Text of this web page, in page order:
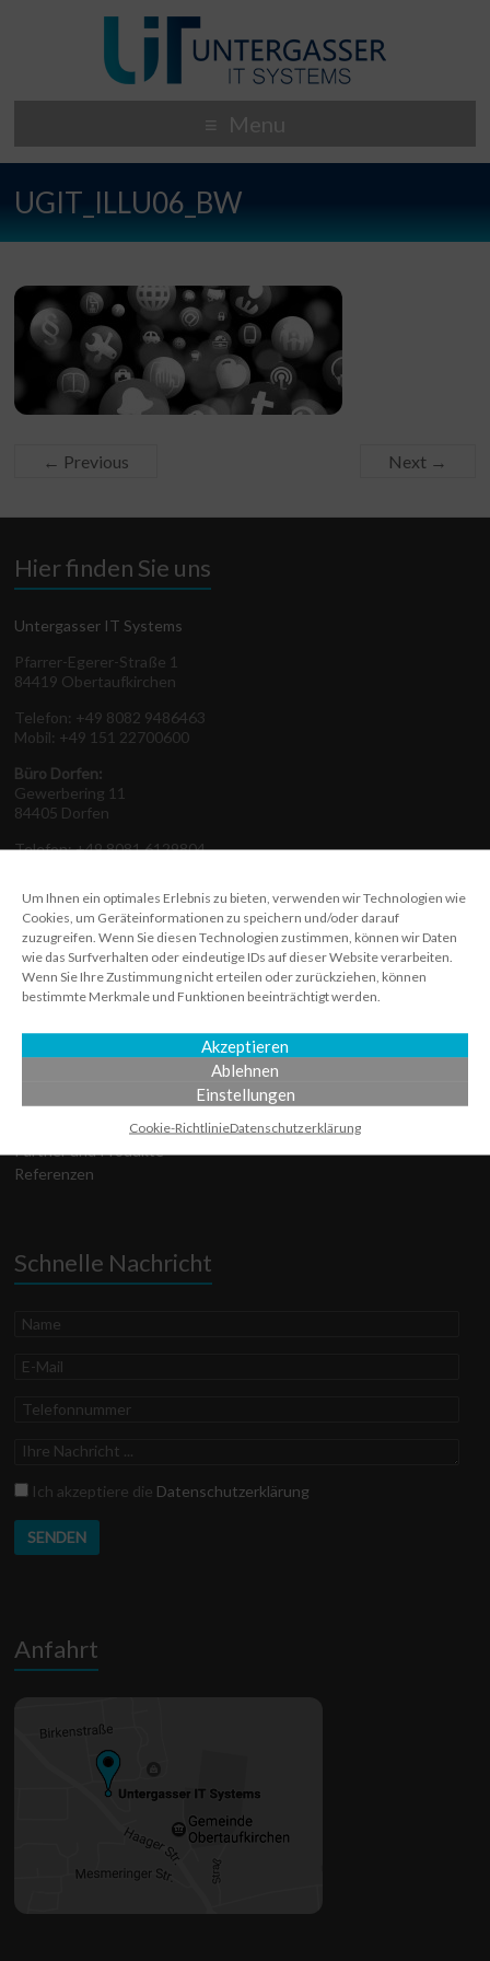
Um Ihnen ein optimales Erlebnis zu bieten, verwenden wir Technologien wie
Cookies, um Geräteinformationen zu speichern und/oder darauf
zuzugreifen. Wenn Sie diesen Technologien zustimmen, können wir Daten
wie das Surfverhalten oder eindeutige IDs auf dieser Website verarbeiten.
Wenn Sie Ihre Zustimmung nicht erteilen oder zurückziehen, können
bestimmte Merkmale und Funktionen beeinträchtigt werden.
Akzeptieren
Ablehnen
Einstellungen
Cookie-RichtlinieDatenschutz­erklärung
Menu
UGIT_ILLU06_BW
← Previous Next →
Hier finden Sie uns
Untergasser IT Systems
Pfarrer-Egerer-Straße 1
84419 Obertaufkirchen
Telefon: +49 8082 9486463
Mobil: +49 151 22700600
Büro Dorfen:
Gewerbering 11
84405 Dorfen
Telefon: +49 8081 6129804
Auf einen Klick
Über uns
Services
Cookie-Richtlinie
Partner und Produkte
Referenzen
Schnelle Nachricht
Name
E-
Telefonnummer
Ihre
Datenschutz
Ich akzeptiere die Datenschutzerklärung
Anfahrt